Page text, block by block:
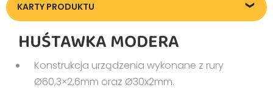
KARTY PRODUKTU
2294D – karta techniczna
2294M – karta techniczna
2294X – karta techniczna
HUŚTAWKA MODERA
Konstrukcja urządzenia wykonane z rury
Ø60,3×2,6mm oraz Ø30x2mm.